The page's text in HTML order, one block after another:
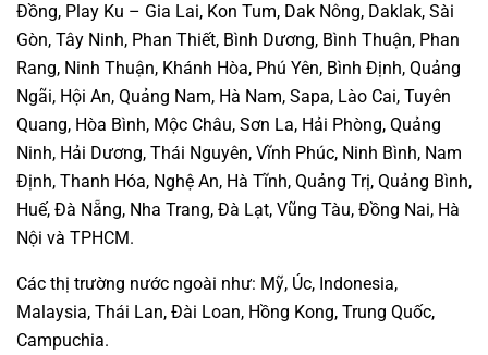
Đồng, Play Ku – Gia Lai, Kon Tum, Dak Nông, Daklak, Sài
Gòn, Tây Ninh, Phan Thiết, Bình Dương, Bình Thuận, Phan
Rang, Ninh Thuận, Khánh Hòa, Phú Yên, Bình Định, Quảng
Ngãi, Hội An, Quảng Nam, Hà Nam, Sapa, Lào Cai, Tuyên
Quang, Hòa Bình, Mộc Châu, Sơn La, Hải Phòng, Quảng
Ninh, Hải Dương, Thái Nguyên, Vĩnh Phúc, Ninh Bình, Nam
Định, Thanh Hóa, Nghệ An, Hà Tĩnh, Quảng Trị, Quảng Bình,
Huế, Đà Nẵng, Nha Trang, Đà Lạt, Vũng Tàu, Đồng Nai, Hà
Nội và TPHCM.
Các thị trường nước ngoài như: Mỹ, Úc, Indonesia,
Malaysia, Thái Lan, Đài Loan, Hồng Kong, Trung Quốc,
Campuchia.